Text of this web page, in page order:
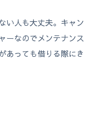
い人も大丈夫。キャン
ーなのでメンテナンス
あっても借りる際にき